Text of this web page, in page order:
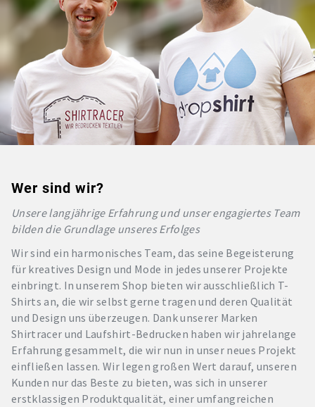
Wer sind wir?
Unsere langjährige Erfahrung und unser engagiertes Team
bilden die Grundlage unseres Erfolges
Wir sind ein harmonisches Team, das seine Begeisterung
für kreatives Design und Mode in jedes unserer Projekte
einbringt. In unserem Shop bieten wir ausschließlich T-
Shirts an, die wir selbst gerne tragen und deren Qualität
und Design uns überzeugen. Dank unserer Marken
Shirtracer und Laufshirt-Bedrucken haben wir jahrelange
Erfahrung gesammelt, die wir nun in unser neues Projekt
einfließen lassen. Wir legen großen Wert darauf, unseren
Kunden nur das Beste zu bieten, was sich in unserer
erstklassigen Produktqualität, einer umfangreichen